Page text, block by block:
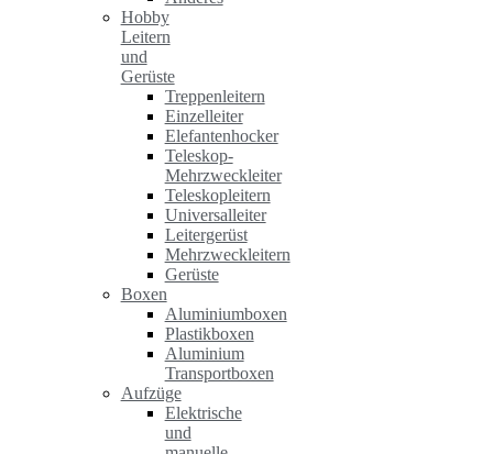
Hobby
Leitern
und
Gerüste
Treppenleitern
Einzelleiter
Elefantenhocker
Teleskop-
Mehrzweckleiter
Teleskopleitern
Universalleiter
Leitergerüst
Mehrzweckleitern
Gerüste
Boxen
Aluminiumboxen
Plastikboxen
Aluminium
Transportboxen
Aufzüge
Elektrische
und